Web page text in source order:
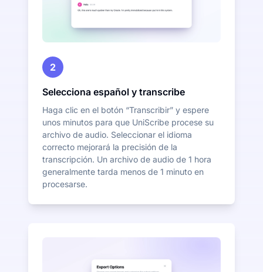
2
Selecciona español y transcribe
Haga clic en el botón “Transcribir” y espere
unos minutos para que UniScribe procese su
archivo de audio. Seleccionar el idioma
correcto mejorará la precisión de la
transcripción. Un archivo de audio de 1 hora
generalmente tarda menos de 1 minuto en
procesarse.